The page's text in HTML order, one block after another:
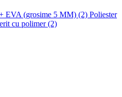
EVA (grosime 5 MM) (2) Poliester
cu polimer (2)